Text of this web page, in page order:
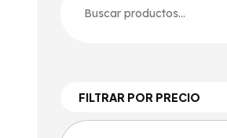
FILTRAR POR PRECIO